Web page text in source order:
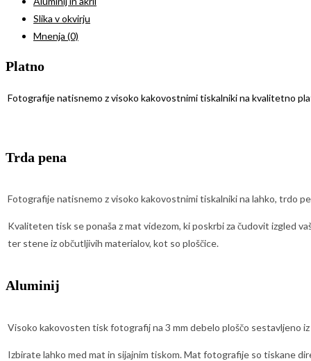
Slika v okvirju
Mnenja (0)
Platno
Fotografije natisnemo z visoko kakovostnimi tiskalniki na kvalitetno
Trda pena
Fotografije natisnemo z visoko kakovostnimi tiskalniki na lahko, trdo
Kvaliteten tisk se ponaša z mat videzom, ki poskrbi za čudovit izgled
ter stene iz občutljivih materialov, kot so ploščice.
Aluminij
Visoko kakovosten tisk fotografij na 3 mm debelo ploščo sestavljeno
Izbirate lahko med mat in sijajnim tiskom. Mat fotografije so tiskane